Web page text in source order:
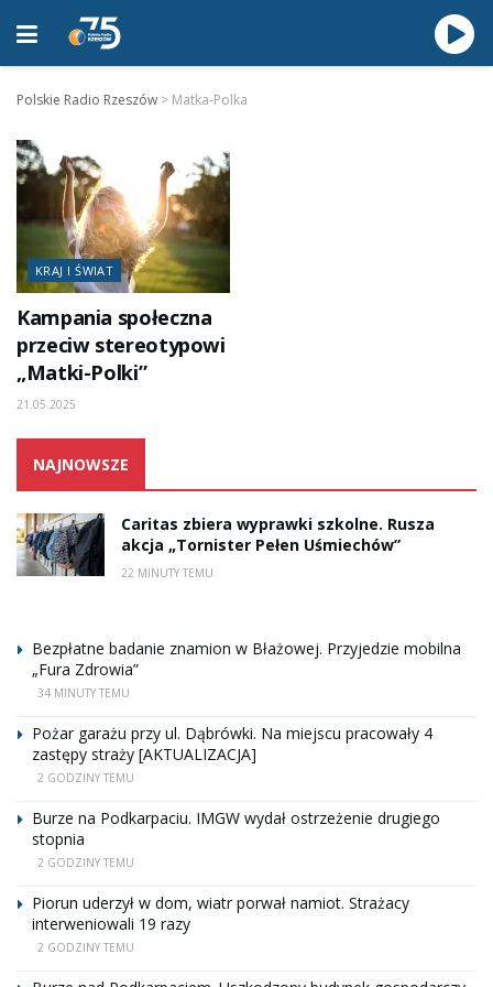
Polskie Radio Rzeszów > Matka-Polka
KRAJ I ŚWIAT
Kampania społeczna
przeciw stereotypowi
„Matki-Polki”
21.05.2025
NAJNOWSZE
Caritas zbiera wyprawki szkolne. Rusza
akcja „Tornister Pełen Uśmiechów”
22 MINUTY TEMU
Bezpłatne badanie znamion w Błażowej. Przyjedzie mobilna
„Fura Zdrowia”
34 MINUTY TEMU
Pożar garażu przy ul. Dąbrówki. Na miejscu pracowały 4
zastępy straży [AKTUALIZACJA]
2 GODZINY TEMU
Burze na Podkarpaciu. IMGW wydał ostrzeżenie drugiego
stopnia
2 GODZINY TEMU
Piorun uderzył w dom, wiatr porwał namiot. Strażacy
interweniowali 19 razy
2 GODZINY TEMU